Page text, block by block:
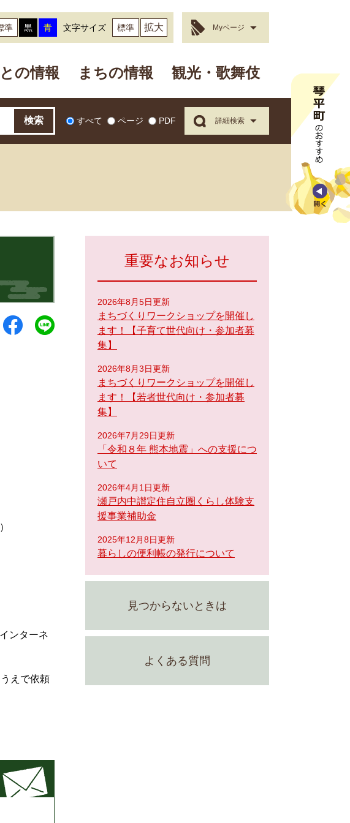
準 黒 青 文字サイズ 標準 拡大 Myページ
の情報 まちの情報 観光・歌舞伎
すべて ページ PDF 詳細検索
ンターネ
えで依頼
重要なお知らせ
2026年8月5日更新
まちづくりワークショップを開催し
ます！【子育て世代向け・参加者募
集】
2026年8月3日更新
まちづくりワークショップを開催し
ます！【若者世代向け・参加者募
集】
2026年7月29日更新
「令和８年 熊本地震」への支援につ
いて
2026年4月1日更新
瀬戸内中讃定住自立圏くらし体験支
援事業補助金
2025年12月8日更新
暮らしの便利帳の発行について
見つからないときは
よくある質問